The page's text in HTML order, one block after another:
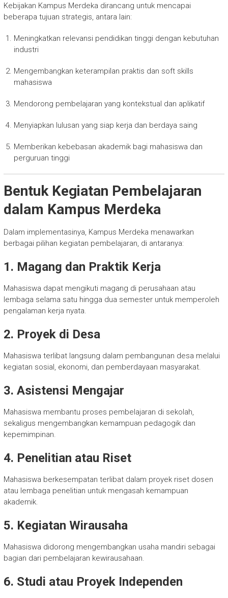
Kebijakan Kampus Merdeka dirancang untuk mencapai
beberapa tujuan strategis, antara lain:
Meningkatkan relevansi pendidikan tinggi dengan kebutuhan
industri
Mengembangkan keterampilan praktis dan soft skills
mahasiswa
Mendorong pembelajaran yang kontekstual dan aplikatif
Menyiapkan lulusan yang siap kerja dan berdaya saing
Memberikan kebebasan akademik bagi mahasiswa dan
perguruan tinggi
Bentuk Kegiatan Pembelajaran
dalam Kampus Merdeka
Dalam implementasinya, Kampus Merdeka menawarkan
berbagai pilihan kegiatan pembelajaran, di antaranya:
1. Magang dan Praktik Kerja
Mahasiswa dapat mengikuti magang di perusahaan atau
lembaga selama satu hingga dua semester untuk memperoleh
pengalaman kerja nyata.
2. Proyek di Desa
Mahasiswa terlibat langsung dalam pembangunan desa melalui
kegiatan sosial, ekonomi, dan pemberdayaan masyarakat.
3. Asistensi Mengajar
Mahasiswa membantu proses pembelajaran di sekolah,
sekaligus mengembangkan kemampuan pedagogik dan
kepemimpinan.
4. Penelitian atau Riset
Mahasiswa berkesempatan terlibat dalam proyek riset dosen
atau lembaga penelitian untuk mengasah kemampuan
akademik.
5. Kegiatan Wirausaha
Mahasiswa didorong mengembangkan usaha mandiri sebagai
bagian dari pembelajaran kewirausahaan.
6. Studi atau Proyek Independen